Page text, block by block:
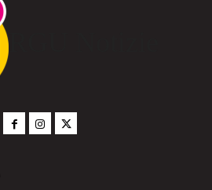
RGU Notizie